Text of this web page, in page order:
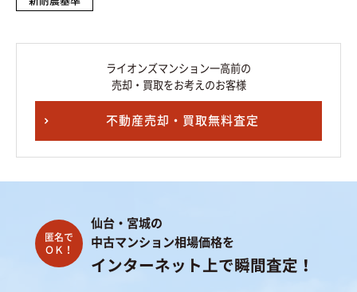
ライオンズマンション一高前の
売却・買取をお考えのお客様
不動産売却・買取無料査定
仙台・宮城の
中古マンション相場価格を
インターネット上で瞬間査定！